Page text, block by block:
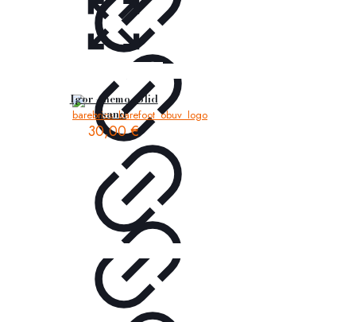
Igor – nemo solid
sand
30,00€